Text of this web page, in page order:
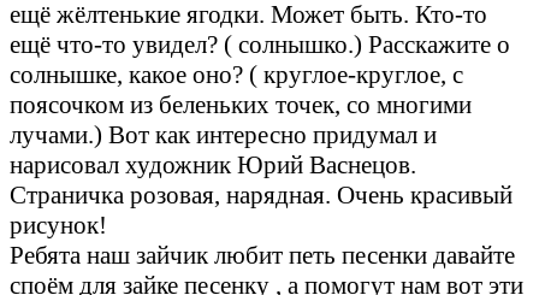
ещё жёлтенькие ягодки. Может быть. Кто-то
ещё что-то увидел? ( солнышко.) Расскажите о
солнышке, какое оно? ( круглое-круглое, с
поясочком из беленьких точек, со многими
лучами.) Вот как интересно придумал и
нарисовал художник Юрий Васнецов.
Страничка розовая, нарядная. Очень красивый
рисунок!
Ребята наш зайчик любит петь песенки давайте
споём для зайке песенку , а помогут нам вот эти